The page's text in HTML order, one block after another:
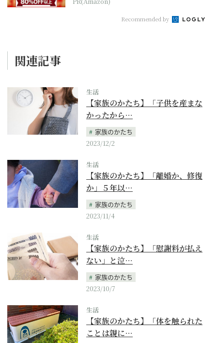
Recommended by
関連記事
生活
【家族のかたち】「子供を産まな
かったから…
家族のかたち
2023/12/2
生活
【家族のかたち】「離婚か、修復
か」５年以…
家族のかたち
2023/11/4
生活
【家族のかたち】「慰謝料が払え
ない」と泣…
家族のかたち
2023/10/7
生活
【家族のかたち】「体を触られた
ことは親に…